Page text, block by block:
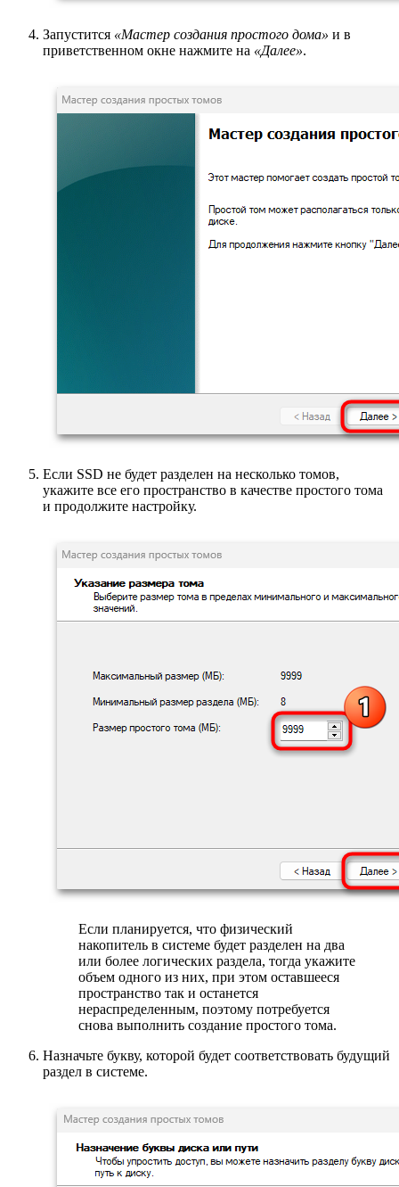
Запустится «Мастер создания простого дома» и в
приветственном окне нажмите на «Далее».
Если SSD не будет разделен на несколько томов,
укажите все его пространство в качестве простого тома
и продолжите настройку.
Если планируется, что физический
накопитель в системе будет разделен на два
или более логических раздела, тогда укажите
объем одного из них, при этом оставшееся
пространство так и останется
нераспределенным, поэтому потребуется
снова выполнить создание простого тома.
Назначьте букву, которой будет соответствовать будущий
раздел в системе.